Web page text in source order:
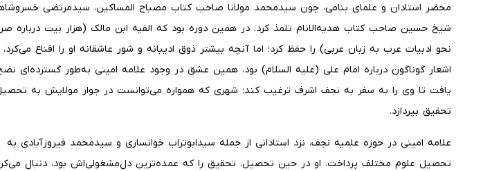
محضر استادان و علمای بنامی، چون سیدمحمد مولانا صاحب کتاب مصباح المساکین، سیدمرتضی
شیخ حسین صاحب کتاب هدیه‌الانام تلمذ کرد. در همین دوره بود که الفیه ابن مالک (هزار بیت درباره
نحو ادبیات عرب به زبان عربی) را حفظ کرد؛ اما آنچه بیشتر ذوق ادیبانه و شور عاشقانه او را اقناع
اشعار گوناگون درباره امام علی (علیه السلام) بود. همین عشق در وجود علامه امینی به‌طور گسترده‌ای
یافت تا وی را به سفر به نجف اشرف ترغیب کند؛ شهری که همواره می‌توانست در جوار مولایش به
تحقیق بپردازد.
علامه امینی در حوزه علمیه نجف، نزد استادانی از جمله سیدابوتراب خوانساری و سیدمحمد فیروزآبادی به
تحصیل علوم مختلف پرداخت. او در حین تحصیل، تحقیق را که عمده‌ترین دل‌مشغولی‌اش بود، دنبال